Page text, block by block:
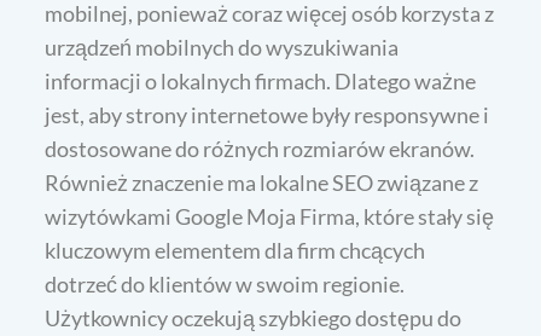
mobilnej, ponieważ coraz więcej osób korzysta z
urządzeń mobilnych do wyszukiwania
informacji o lokalnych firmach. Dlatego ważne
jest, aby strony internetowe były responsywne i
dostosowane do różnych rozmiarów ekranów.
Również znaczenie ma lokalne SEO związane z
wizytówkami Google Moja Firma, które stały się
kluczowym elementem dla firm chcących
dotrzeć do klientów w swoim regionie.
Użytkownicy oczekują szybkiego dostępu do